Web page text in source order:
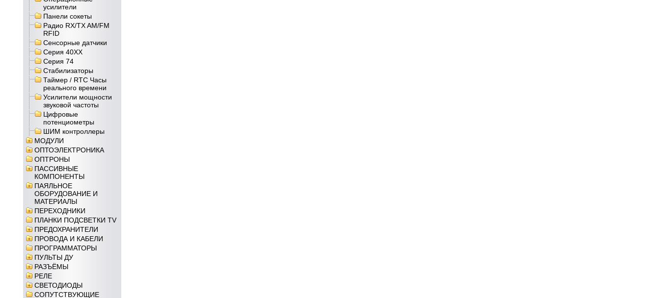
усилители
Панели сокеты
Радио RX/TX AM/FM
RFID
Сенсорные датчики
Серия 40XX
Серия 74
Стабилизаторы
Таймер / RTC Часы
реального времени
Усилители мощности
звуковой частоты
Цифровые
потенциометры
ШИМ контроллеры
МОДУЛИ
ОПТОЭЛЕКТРОНИКА
ОПТРОНЫ
ПАССИВНЫЕ
КОМПОНЕНТЫ
ПАЯЛЬНОЕ
ОБОРУДОВАНИЕ И
МАТЕРИАЛЫ
ПЕРЕХОДНИКИ
ПЛАНКИ ПОДСВЕТКИ TV
ПРЕДОХРАНИТЕЛИ
ПРОВОДА И КАБЕЛИ
ПРОГРАММАТОРЫ
ПУЛЬТЫ ДУ
РАЗЪЁМЫ
РЕЛЕ
СВЕТОДИОДЫ
СОПУТСТВУЮЩИЕ